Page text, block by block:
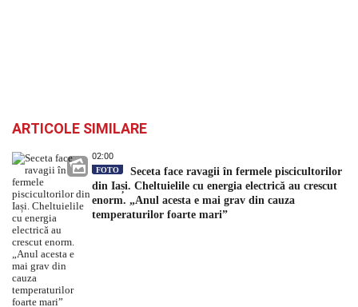
ARTICOLE SIMILARE
02:00
FOTO
Seceta face ravagii în fermele piscicultorilor
din Iași. Cheltuielile cu energia electrică au crescut
enorm. „Anul acesta e mai grav din cauza
temperaturilor foarte mari”